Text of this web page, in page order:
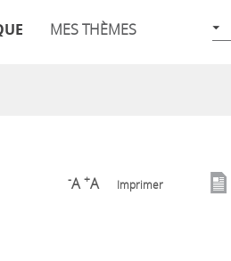
MES THÈMES
-A +A Imprimer